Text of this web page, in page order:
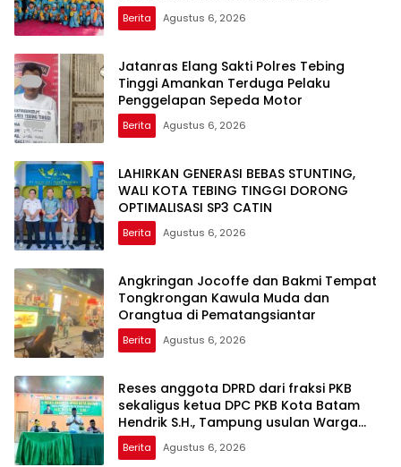
Berita Agustus 6, 2026
Jatanras Elang Sakti Polres Tebing
Tinggi Amankan Terduga Pelaku
Penggelapan Sepeda Motor
Berita Agustus 6, 2026
LAHIRKAN GENERASI BEBAS STUNTING,
WALI KOTA TEBING TINGGI DORONG
OPTIMALISASI SP3 CATIN
Berita Agustus 6, 2026
Angkringan Jocoffe dan Bakmi Tempat
Tongkrongan Kawula Muda dan
Orangtua di Pematangsiantar
Berita Agustus 6, 2026
Reses anggota DPRD dari fraksi PKB
sekaligus ketua DPC PKB Kota Batam
Hendrik S.H., Tampung usulan Warga
Patam Indah Minta Jalan, Ambulans, dan
Sarana Olahraga
Berita Agustus 6, 2026